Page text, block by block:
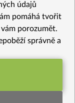
údajů
pomáhá tvořit
porozumět.
správně a